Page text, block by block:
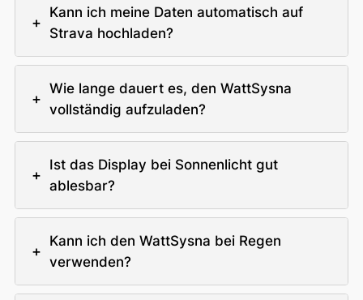
+
Kann ich meine Daten automatisch auf
Strava hochladen?
+
Wie lange dauert es, den WattSysna
vollständig aufzuladen?
+
Ist das Display bei Sonnenlicht gut
ablesbar?
+
Kann ich den WattSysna bei Regen
verwenden?